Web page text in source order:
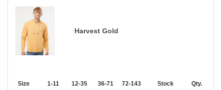
Harvest Gold
Size 1-11 12-35 36-71 72-143 144-287 288 + More
Stock Qty.